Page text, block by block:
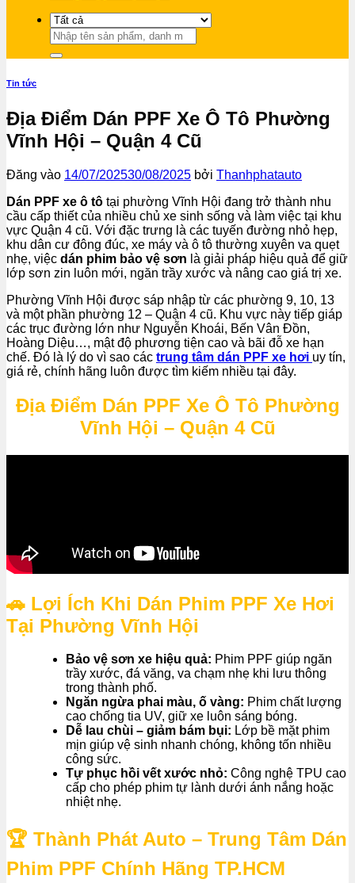
Tìm
kiếm:
Tin tức
Địa Điểm Dán PPF Xe Ô Tô Phường
Vĩnh Hội – Quận 4 Cũ
Đăng vào 14/07/202530/08/2025 bởi Thanhphatauto
Dán PPF xe ô tô tại phường Vĩnh Hội đang trở thành nhu
cầu cấp thiết của nhiều chủ xe sinh sống và làm việc tại khu
vực Quận 4 cũ. Với đặc trưng là các tuyến đường nhỏ hẹp,
khu dân cư đông đúc, xe máy và ô tô thường xuyên va quẹt
nhẹ, việc dán phim bảo vệ sơn là giải pháp hiệu quả để giữ
lớp sơn zin luôn mới, ngăn trầy xước và nâng cao giá trị xe.
Phường Vĩnh Hội được sáp nhập từ các phường 9, 10, 13
và một phần phường 12 – Quận 4 cũ. Khu vực này tiếp giáp
các trục đường lớn như Nguyễn Khoái, Bến Vân Đồn,
Hoàng Diệu…, mật độ phương tiện cao và bãi đỗ xe hạn
chế. Đó là lý do vì sao các trung tâm dán PPF xe hơi uy tín,
giá rẻ, chính hãng luôn được tìm kiếm nhiều tại đây.
Địa Điểm Dán PPF Xe Ô Tô Phường
Vĩnh Hội – Quận 4 Cũ
🚗 Lợi Ích Khi Dán Phim PPF Xe Hơi
Tại Phường Vĩnh Hội
Bảo vệ sơn xe hiệu quả: Phim PPF giúp ngăn
trầy xước, đá văng, va chạm nhẹ khi lưu thông
trong thành phố.
Ngăn ngừa phai màu, ố vàng: Phim chất lượng
cao chống tia UV, giữ xe luôn sáng bóng.
Dễ lau chùi – giảm bám bụi: Lớp bề mặt phim
mịn giúp vệ sinh nhanh chóng, không tốn nhiều
công sức.
Tự phục hồi vết xước nhỏ: Công nghệ TPU cao
cấp cho phép phim tự lành dưới ánh nắng hoặc
nhiệt nhẹ.
🏆 Thành Phát Auto – Trung Tâm Dán
Phim PPF Chính Hãng TP.HCM